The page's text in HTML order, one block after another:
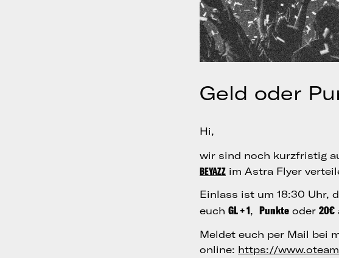
Geld oder
Hi,
wir sind noch kurzfristig
BEYAZZ im Astra Flyer
Einlass ist um 18:30 Uhr,
euch GL + 1, Punkte oder 20€
Meldet euch per Mail bei
online: https://